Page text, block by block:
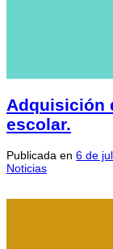
Adquisición
escolar.
Publicada en 6 de
Noticias